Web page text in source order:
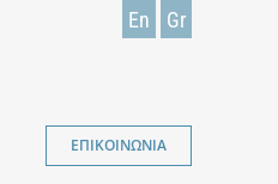
En Gr
ΕΠΙΚΟΙΝΩΝΙΑ